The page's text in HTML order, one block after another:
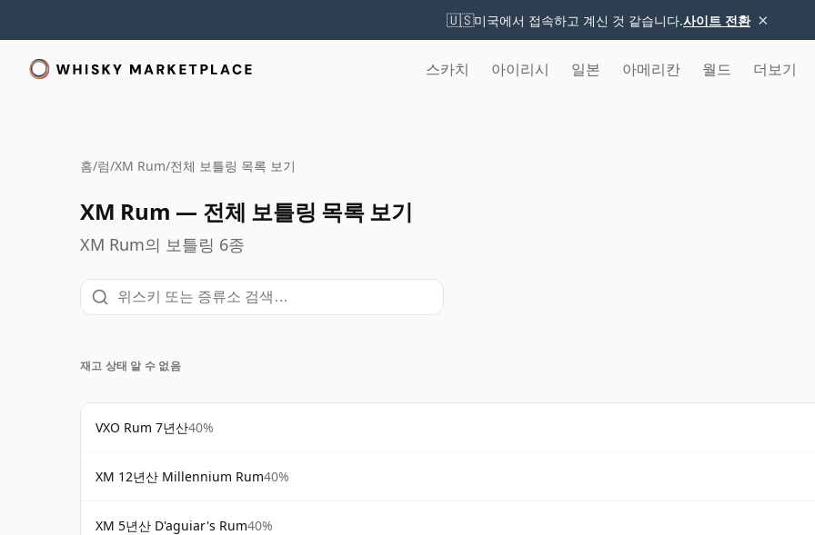
🇺🇸미국에서 접속하고 계신 것 같습니다.사이트 전환 ×
스카치 아이리시 일본 아메리칸 월드 더보기
홈/럼/XM Rum/전체 보틀링 목록 보기
XM Rum — 전체 보틀링 목록 보기
XM Rum의 보틀링 6종
재고 상태 알 수 없음
VXO Rum 7년산40%
XM 12년산 Millennium Rum40%
XM 5년산 D'aguiar's Rum40%